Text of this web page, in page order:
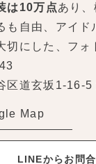
は10万点あり
も自由、アイ
切にした、フォ
区道玄坂1-16-5
Map
LINEからお問